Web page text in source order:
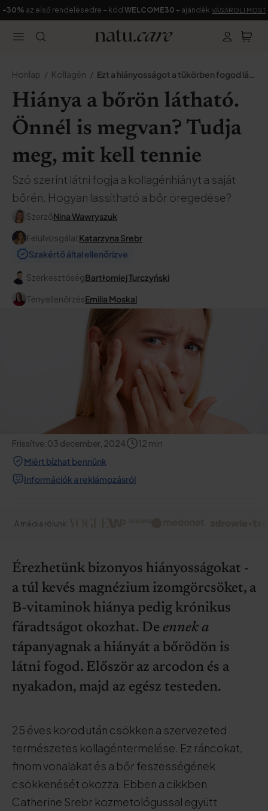
-30% az első rendelésedre – kód WELCOME30 + ajándék VÁSÁROLJ MOST
Honlap Kollagén Ezt a hiányosságot a tükörben fogod látni
Hiánya a bőrön látható.
Önnél is megvan? Tudja
meg, mit kell tennie
Szó szerint látni fogja a kollagénhiányt a saját
bőrén. Hogyan lassítható a bőr öregedése?
SzerzőNina Wawryszuk
FelülvizsgálatKatarzyna Srebr
Szakértő által ellenőrizve
SzerkesztőségBartłomiej Turczyński
TényellenőrzésEmilia Moskal
Frissítve:03 december, 2024 12 min
Miért bízhat bennünk
Információk a reklámozásról
A média rólunk:
Érezhetünk bizonyos hiányosságokat -
a túl kevés magnézium izomgörcsöket, a
B-vitaminok hiánya pedig krónikus
fáradtságot okozhat. De ennek a
tápanyagnak a hiányát a bőrödön is
látni fogod. Először az arcodon és a
nyakadon, majd az egész testeden.
25 éves korod után csökken a szervezeted
természetes kollagéntermelése. Ez ráncokat,
finom vonalakat és a bőr feszességének
csökkenését okozza. Ebben a cikkben
Catherine Srebr kozmetológussal együtt